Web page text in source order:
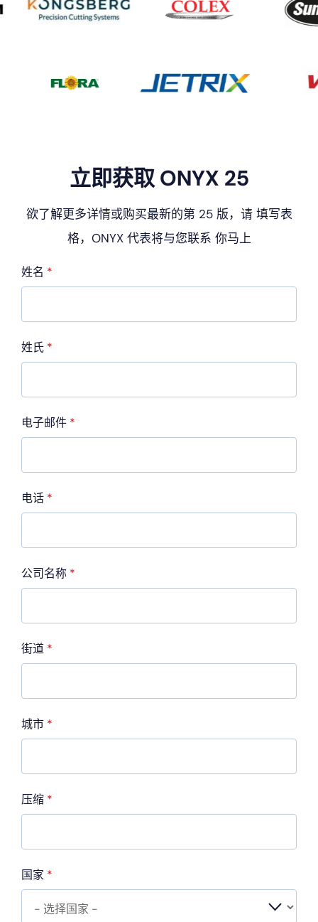
立即获取 ONYX 25
欲了解更多详情或购买最新的第 25 版，请填写表
格，ONYX 代表将与您联系 你马上
姓名 *
姓氏 *
电子邮件 *
电话 *
公司名称 *
街道 *
城市 *
压缩 *
国家 *